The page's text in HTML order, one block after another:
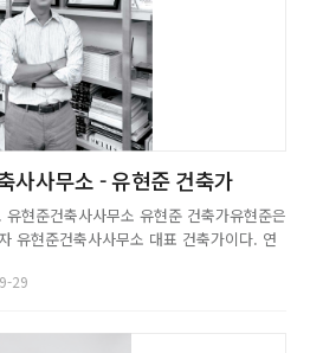
사무소 - 유현준 건축가
현준건축사사무소 유현준 건축가유현준은
유현준건축사사무소 대표 건축가이다. 연
WITH DISTINCTION)을 하였다.
29